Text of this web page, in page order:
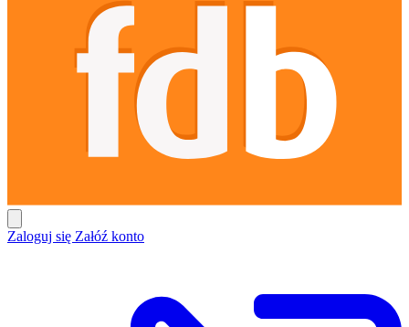
Zaloguj się Załóź konto